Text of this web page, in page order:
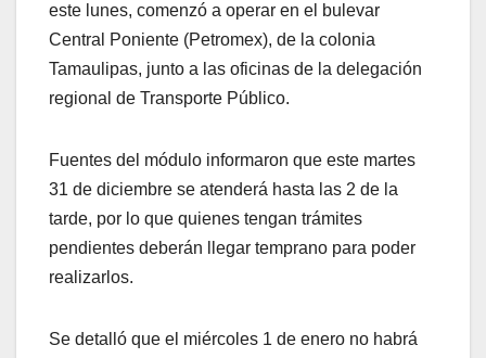
este lunes, comenzó a operar en el bulevar
Central Poniente (Petromex), de la colonia
Tamaulipas, junto a las oficinas de la delegación
regional de Transporte Público.
Fuentes del módulo informaron que este martes
31 de diciembre se atenderá hasta las 2 de la
tarde, por lo que quienes tengan trámites
pendientes deberán llegar temprano para poder
realizarlos.
Se detalló que el miércoles 1 de enero no habrá